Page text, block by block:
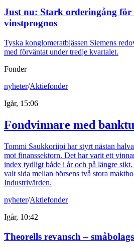
Just nu: Stark orderingång för
vinstprognos
Tyska konglomeratbjässen Siemens
med förväntat under tredje kvartalet.
Fonder
nyheter/Aktiefonder
Igår, 15:06
Fondvinnare med
Tommi Saukkoriipi har styrt nästan
mot finanssektorn. Det har varit ett
index tydligt både i år och på längre
valt sida mellan börsens två stora
Industrivärden.
nyheter/Aktiefonder
Igår, 10:42
Theorells revansch –